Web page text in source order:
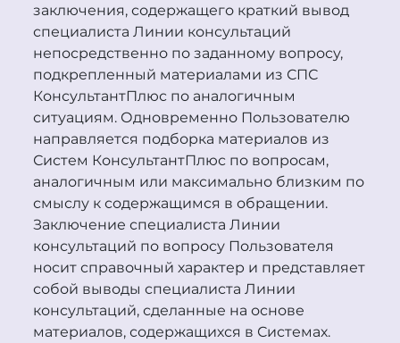
заключения, содержащего краткий вывод
специалиста Линии консультаций
непосредственно по заданному вопросу,
подкрепленный материалами из СПС
КонсультантПлюс по аналогичным
ситуациям. Одновременно Пользователю
направляется подборка материалов из
Систем КонсультантПлюс по вопросам,
аналогичным или максимально близким по
смыслу к содержащимся в обращении.
Заключение специалиста Линии
консультаций по вопросу Пользователя
носит справочный характер и представляет
собой выводы специалиста Линии
консультаций, сделанные на основе
материалов, содержащихся в Системах.